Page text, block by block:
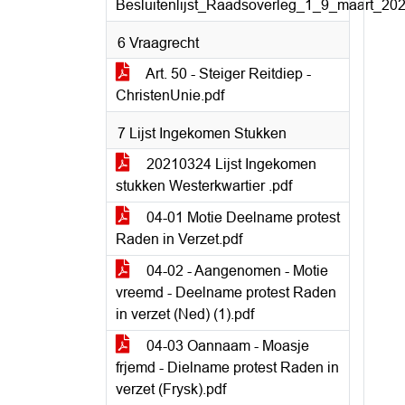
6 Vraagrecht
Art. 50 - Steiger Reitdiep -
ChristenUnie.pdf
7 Lijst Ingekomen Stukken
20210324 Lijst Ingekomen
stukken Westerkwartier .pdf
04-01 Motie Deelname protest
Raden in Verzet.pdf
04-02 - Aangenomen - Motie
vreemd - Deelname protest Raden
in verzet (Ned) (1).pdf
04-03 Oannaam - Moasje
frjemd - Dielname protest Raden in
verzet (Frysk).pdf